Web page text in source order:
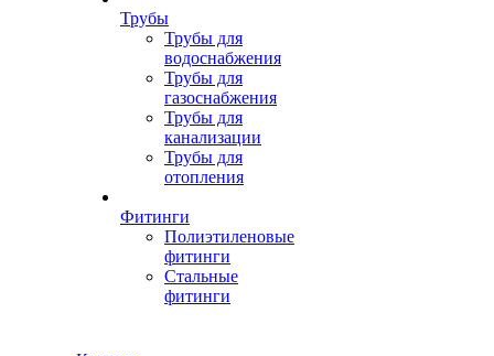
Трубы
Трубы для
водоснабжения
Трубы для
газоснабжения
Трубы для
канализации
Трубы для
отопления
Фитинги
Полиэтиленовые
фитинги
Стальные
фитинги